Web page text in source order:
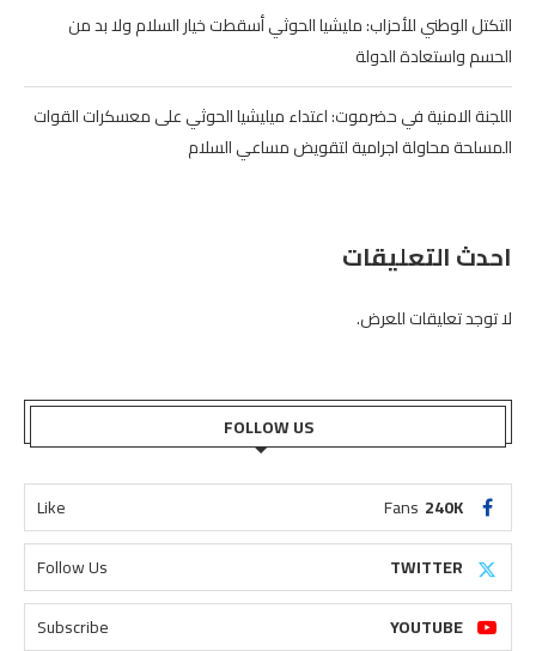
التكتل الوطني للأحزاب: مليشيا الحوثي أسقطت خيار السلام ولا بد من
الحسم واستعادة الدولة
اللجنة الامنية في حضرموت: اعتداء ميليشيا الحوثي على معسكرات القوات
المسلحة محاولة اجرامية لتقويض مساعي السلام
احدث التعليقات
لا توجد تعليقات للعرض.
FOLLOW US
240K
Fans
Like
TWITTER
Follow Us
YOUTUBE
Subscribe